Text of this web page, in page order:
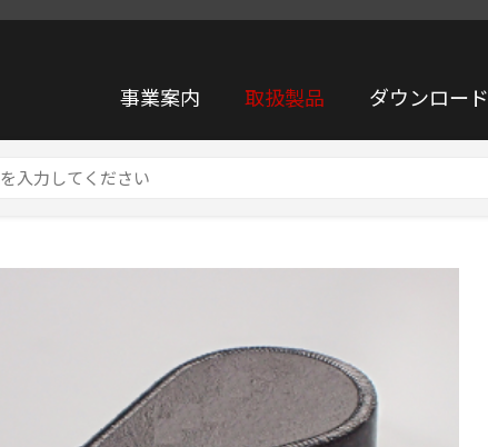
事業案内 取扱製品 ダウンロード
【超小型】 プリアンプ内蔵型 加速度ピックアップ TYPE7802